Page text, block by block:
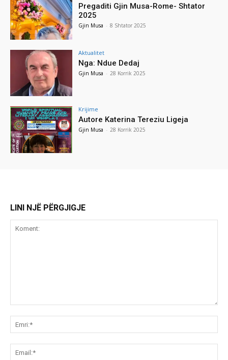
Pregaditi Gjin Musa-Rome- Shtator
2025
Gjin Musa - 8 Shtator 2025
Aktualitet
Nga: Ndue Dedaj
Gjin Musa - 28 Korrik 2025
Krijime
Autore Katerina Tereziu Ligeja
Gjin Musa - 28 Korrik 2025
LINI NJË PËRGJIGJE